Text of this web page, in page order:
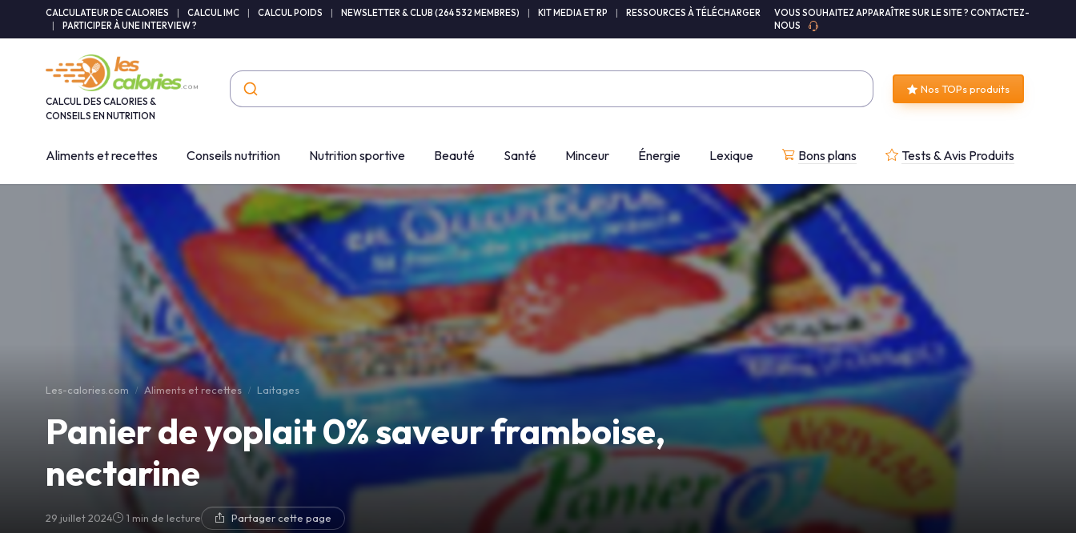
CALCULATEUR DE CALORIES CALCUL IMC CALCUL POIDS NEWSLETTER & CLUB (264 532 MEMBRES) KIT MEDIA ET RP
RESSOURCES À TÉLÉCHARGER
PARTICIPER À UNE INTERVIEW ?
VOUS SOUHAITEZ APPARAÎTRE SUR LE SITE ? CONTACTEZ-
NOUS
CALCUL DES CALORIES &
CONSEILS EN NUTRITION
Nos TOPs produits
Aliments et recettes Conseils nutrition Nutrition sportive Beauté Santé Minceur Énergie Lexique Bons plans Tests & Avis Produits
Les-calories.com Aliments et recettes Laitages
Panier de yoplait 0% saveur framboise,
nectarine
29 juillet 2024 1 min de lecture Partager cette page
Panneau de gestion des cookies